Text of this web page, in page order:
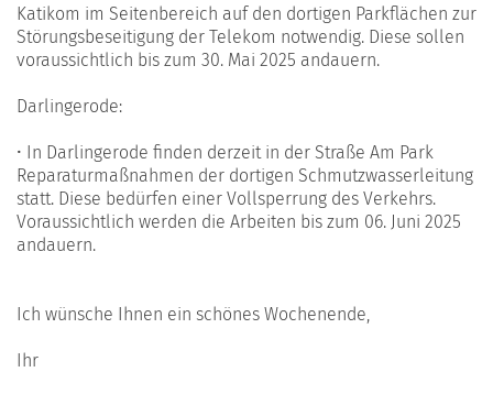
Katikom im Seitenbereich auf den dortigen Parkflächen zur
Störungsbeseitigung der Telekom notwendig. Diese sollen
voraussichtlich bis zum 30. Mai 2025 andauern.
Darlingerode:
• In Darlingerode finden derzeit in der Straße Am Park
Reparaturmaßnahmen der dortigen Schmutzwasserleitung
statt. Diese bedürfen einer Vollsperrung des Verkehrs.
Voraussichtlich werden die Arbeiten bis zum 06. Juni 2025
andauern.
Ich wünsche Ihnen ein schönes Wochenende,
Ihr